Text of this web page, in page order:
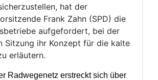
hat der
Frank Zahn (SPD) die
aufgefordert, bei der
Sitzung ihr Konzept für die kalte
erläutern.
Radwegenetz erstreckt sich über